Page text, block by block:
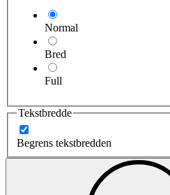
Normal
Bred
Full
Tekstbredde
Begrens tekstbredden